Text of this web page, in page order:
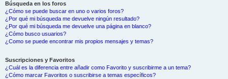
Búsqueda en los foros
¿Cómo se puede buscar en uno o varios foros?
¿Por qué mi búsqueda me devuelve ningún resultado?
¿Por qué mi búsqueda me devuelve una página en blanco?
¿Cómo busco usuarios?
¿Como se puede encontrar mis propios mensajes y temas?
Suscripciones y Favoritos
¿Cuál es la diferencia entre añadir como Favorito y suscribirme a un tema?
¿Cómo marcar Favoritos o suscribirse a temas específicos?